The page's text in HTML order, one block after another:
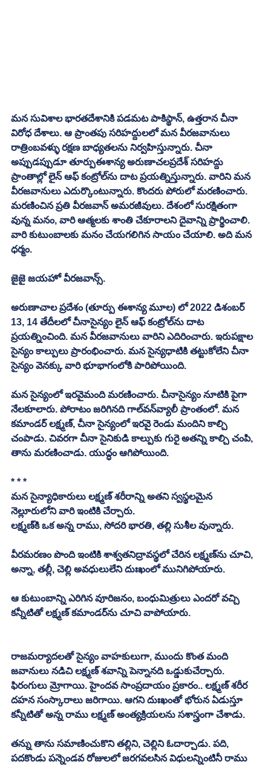
మన సువిశాల భారతదేశానికి పడమట పాకిస్థాన్‌, ఉత్తరాన చీనా
విరోధ దేశాలు. ఆ ప్రాంతపు సరిహద్దులలో మన వీరజవానులు
రాత్రింబవళ్ళు రక్షణ బాధ్యతలను నిర్వహిస్తున్నారు. చీనా
అప్పుడప్పుడూ తూర్పుఈశాన్య అరుణాచలప్రదేశ్‌ సరిహద్దు
ప్రాంతాల్లో లైన్‌ ఆఫ్‌ కంట్రోల్‌ను దాట ప్రయత్నిస్తున్నారు. వారిని మన
వీరజవానులు ఎదుర్కొంటున్నారు. కొందరు పోరులో మరణించారు.
మరణించిన ప్రతి వీరజవాన్‌ అమరజీవులు. దేశంలో సురక్షితంగా
వున్న మనం, వారి ఆత్మలకు శాంతి చేకూరాలని దైవాన్ని ప్రార్థించాలి.
వారి కుటుంబాలకు మనం చేయగలిగిన సాయం చేయాలి. అది మన
ధర్మం.
జైజై జయహో వీరజవాన్స్‌.
అరుణాచాల ప్రదేశం (తూర్పు ఈశాన్య మూల) లో 2022 డిశంబర్‌
13, 14 తేదీలలో చీనాసైన్యం లైన్‌ ఆఫ్‌ కంట్రోల్‌ను దాట
ప్రయత్నించింది. మన వీరజవానులు వారిని ఎదిరించారు. ఇరుపక్షాల
సైన్యం కాల్పులు ప్రారంభించారు. మన సైన్యధాటికి తట్టుకోలేని చీనా
సైన్యం వెనక్కు వారి భూభాగంలోకి పారిపోయింది.
మన సైన్యంలో ఇరవైమంది మరణించారు. చీనాసైన్యం నూటికి పైగా
నేలకూలారు. పోరాటం జరిగినది గాల్‌వన్‌వ్యాలీ ప్రాంతంలో. మన
కమాండర్‌ లక్ష్మణ్, చీనా సైన్యంలో ఇరవై రెండు మందిని కాల్చి
చంపాడు. చివరగా చీనా సైనికుడి కాల్పుకు గురై అతన్ని కాల్చి చంపి,
తాను మరణించాడు. యుద్ధం ఆగిపోయింది.
* * *
మన సైన్యాధికారులు లక్ష్మణ్‌ శరీరాన్ని అతని స్వస్థలమైన
నెల్లూరులోని వారి ఇంటికి చేర్చారు.
లక్ష్మణ్‌కి ఒక అన్న రాము, సోదరి భారతి, తల్లి సుశీల వున్నారు.
వీరమరణం పొంది ఇంటికి శాశ్వతనిద్రావస్థలో చేరిన లక్ష్మణ్‌ను చూచి,
అన్నా, తల్లీ, చెల్లి అవధులులేని దుఃఖంలో మునిగిపోయారు.
ఆ కుటుంబాన్ని ఎరిగిన వూరిజనం, బంధుమిత్రులు ఎందరో వచ్చి
కన్నీటితో లక్ష్మణ్‌ కమాండర్‌ను చూచి వాపోయారు.
రాజమర్యాదలతో సైన్యం వాహకులుగా, ముందు కొంత మంది
జవానులు నడిచి లక్ష్మణ్‌ శవాన్ని పెన్నానది ఒడ్డుకుచేర్చారు.
ఫిరంగులు మ్రోగాయి. హైందవ సాంప్రదాయం ప్రకారం.. లక్ష్మణ్‌ శరీర
దహన సంస్కారాలు జరిగాయి. ఆగని దుఃఖంతో భోరున ఏడుస్తూ
కన్నీటితో అన్న రాము లక్ష్మణ్‌ అంత్యక్రియలను సశాస్త్రంగా చేశాడు.
తన్ను తాను సమాణించుకొని తల్లిని, చెల్లిని ఓదార్చాడు. పది,
పదకొండు పన్నెండవ రోజులలో జరగవలసిన విధులన్నింటినీ రాము